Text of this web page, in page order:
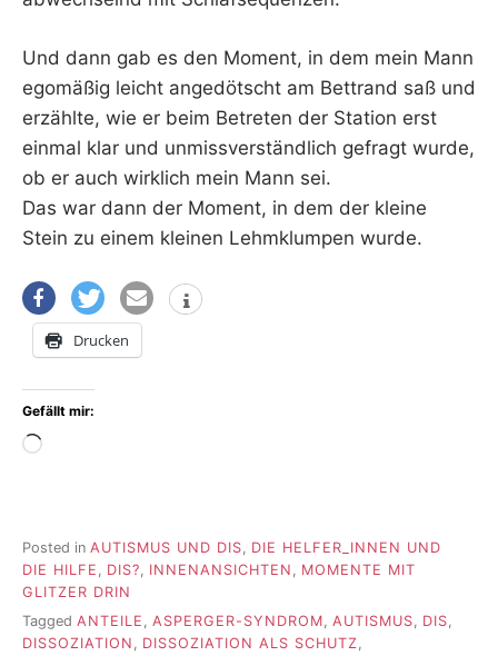
Und dann gab es den Moment, in dem mein Mann
egomäßig leicht angedötscht am Bettrand saß und
erzählte, wie er beim Betreten der Station erst
einmal klar und unmissverständlich gefragt wurde,
ob er auch wirklich mein Mann sei.
Das war dann der Moment, in dem der kleine
Stein zu einem kleinen Lehmklumpen wurde.
Drucken
Gefällt mir:
Wird
Posted in AUTISMUS UND DIS
DIE HELFER_INNEN UND
DIE HILFE
DIS? INNENANSICHTEN
MOMENTE MIT
GLITZER DRIN
Tagged ANTEILE , ASPERGER-SYNDROM, AUTISMUS, DIS,
DISSOZIATION , DISSOZIATION ALS SCHUTZ,